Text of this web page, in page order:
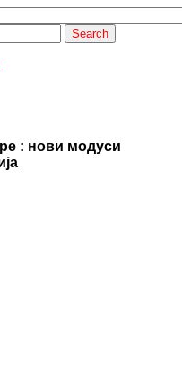
: нови модуси